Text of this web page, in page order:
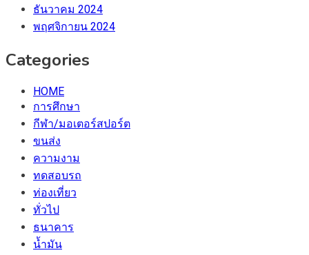
ธันวาคม 2024
พฤศจิกายน 2024
Categories
HOME
การศึกษา
กีฬา/มอเตอร์สปอร์ต
ขนส่ง
ความงาม
ทดสอบรถ
ท่องเที่ยว
ทั่วไป
ธนาคาร
น้ำมัน